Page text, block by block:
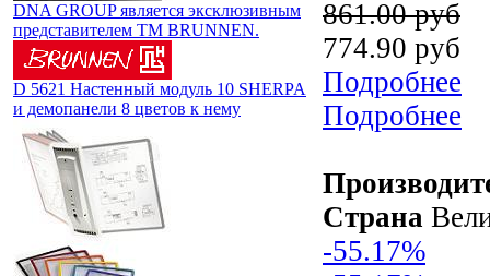
DNA GROUP является эксклюзивным
представителем TM BRUNNEN.
D 5621 Настенный модуль 10 SHERPA
и демопанели 8 цветов к нему
861.00 руб
774.90 руб
Подробнее
Подробнее
Страна
-55.17%